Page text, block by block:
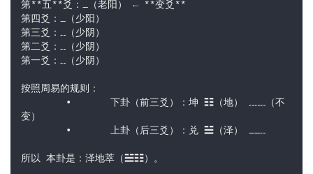
第**五**爻：⚊（老阳） ← **变爻**
第四爻：⚊（少阳）
第三爻：⚋（少阴）
第二爻：⚋（少阴）
第一爻：⚋（少阴）
按照周易的规则：
变）
	•	上卦（后三爻）：兑 ☱（泽） ⚊⚊⚋
所以 本卦是：泽地萃（☱☷）。